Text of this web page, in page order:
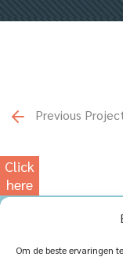
Om de beste ervaringen
Previous
Click
here
for
Home